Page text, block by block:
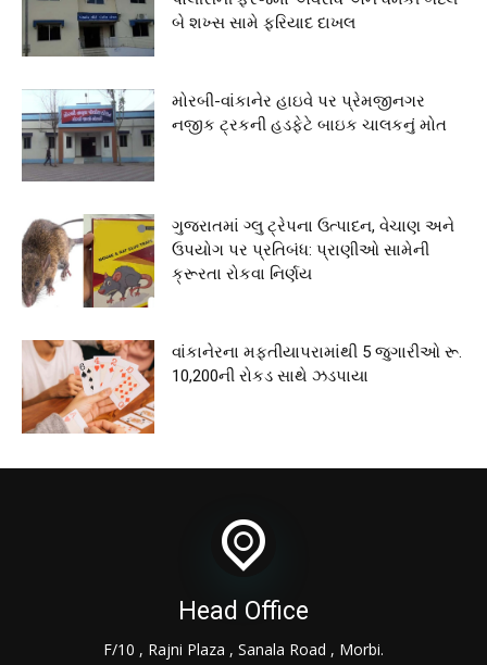
બે શખ્સ સામે ફરિયાદ દાખલ
મોરબી-વાંકાનેર હાઇવે પર પ્રેમજીનગર
નજીક ટ્રકની હડફેટે બાઇક ચાલકનું મોત
ગુજરાતમાં ગ્લુ ટ્રેપના ઉત્પાદન, વેચાણ અને
ઉપયોગ પર પ્રતિબંધ: પ્રાણીઓ સામેની
ક્રૂરતા રોકવા નિર્ણય
વાંકાનેરના મફતીયાપરામાંથી 5 જુગારીઓ રૂ.
10,200ની રોકડ સાથે ઝડપાયા
Head Office
F/10 , Rajni Plaza , Sanala Road , Morbi.